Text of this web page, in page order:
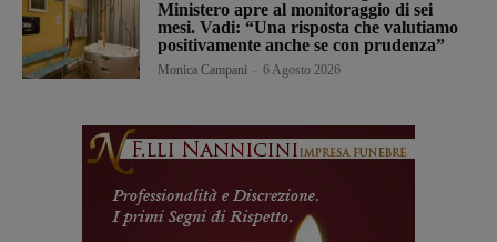
Ministero apre al monitoraggio di sei
mesi. Vadi: “Una risposta che valutiamo
positivamente anche se con prudenza”
Monica Campani 6 Agosto 2026